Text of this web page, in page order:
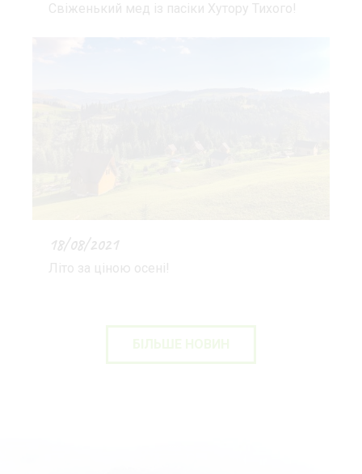
Свіженький мед із пасіки Хутору Тихого!
18/08/2021
Літо за ціною осені!